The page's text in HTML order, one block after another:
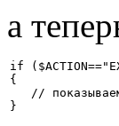
а
if
{
// показываем